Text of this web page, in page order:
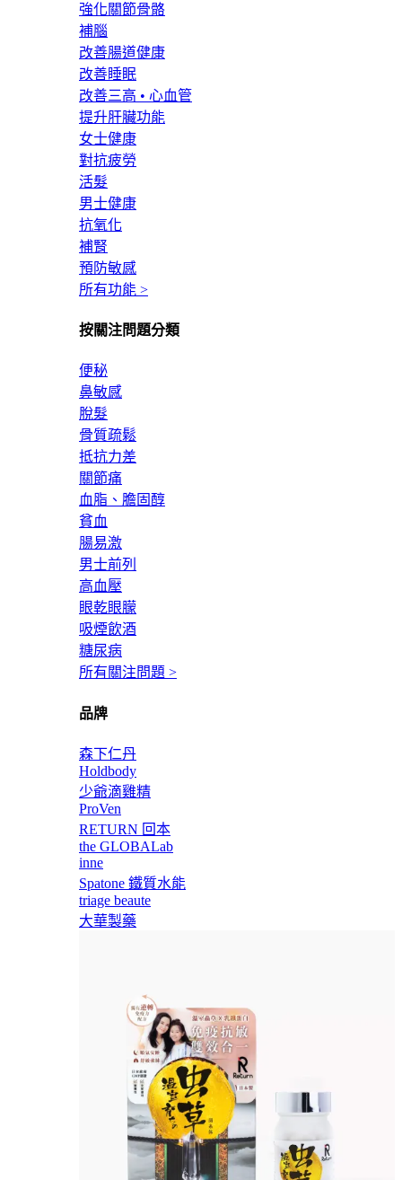
強化關節骨骼
補腦
改善腸道健康
改善睡眠
改善三高 • 心血管
提升肝臟功能
女士健康
對抗疲勞
活髮
男士健康
抗氧化
補腎
預防敏感
所有功能 >
按關注問題分類
便秘
鼻敏感
脫髮
骨質疏鬆
抵抗力差
關節痛
血脂、膽固醇
貧血
腸易激
男士前列
高血壓
眼乾眼朦
吸煙飲酒
糖尿病
所有關注問題 >
品牌
森下仁丹
Holdbody
少爺滴雞精
ProVen
RETURN 回本
the GLOBALab
inne
Spatone 鐵質水能
triage beaute
大華製藥